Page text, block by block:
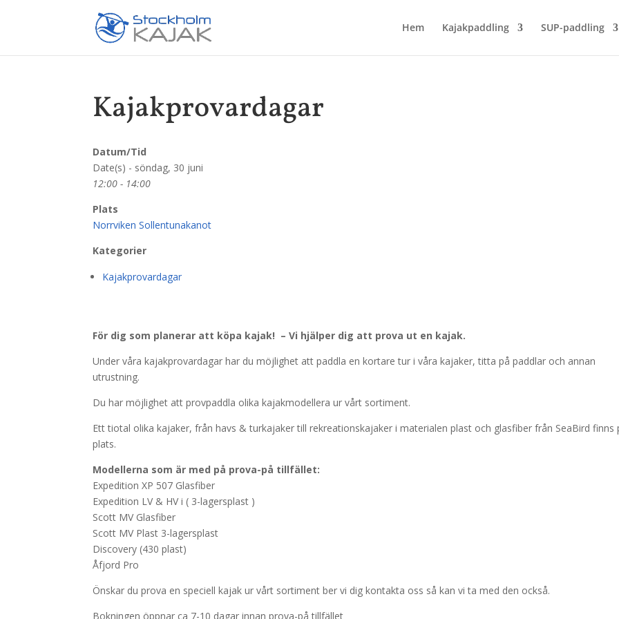
Hem Kajakpaddling SUP-paddling
Kajakprovardagar
Datum/Tid
Date(s) - söndag, 30 juni
12:00 - 14:00
Plats
Norrviken Sollentunakanot
Kategorier
Kajakprovardagar
För dig som planerar att köpa kajak! –Vi hjälper dig att prova ut en kajak.
Under våra kajakprovardagar har du möjlighet att paddla en kortare tur i våra kajaker, titta på paddlar och annan
utrustning.
Du har möjlighet att provpaddla olika kajakmodellera ur vårt sortiment.
Ett tiotal olika kajaker, från havs & turkajaker till rekreationskajaker i materialen plast och glasfiber från SeaBird finns
plats.
Modellerna som är med på prova-på tillfället:
Expedition XP 507 Glasfiber
Expedition LV & HV i ( 3-lagersplast )
Scott MV Glasfiber
Scott MV Plast 3-lagersplast
Discovery (430 plast)
Åfjord Pro
Önskar du prova en speciell kajak ur vårt sortiment ber vi dig kontakta oss så kan vi ta med den också.
Bokningen öppnar ca 7-10 dagar innan prova-på tillfället